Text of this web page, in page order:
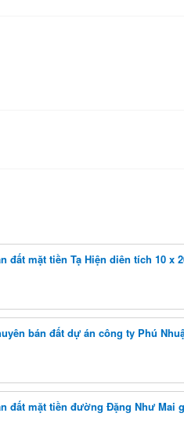
đất mặt tiền Tạ Hiện diên tích 10 x
bán đất dự án công ty Phú
đất mặt tiền đường Đặng Như Mai